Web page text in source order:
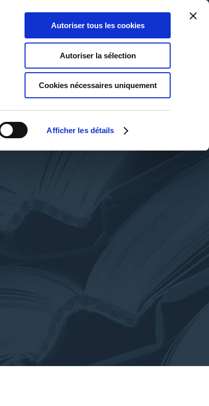
Afficher les détails
Autoriser tous les cookies
Autoriser la sélection
Cookies nécessaires uniquement
0
Panier
0
Ma liste
Connexion